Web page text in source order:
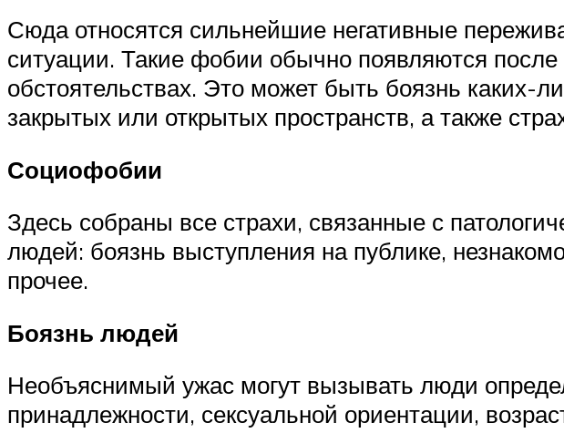
Сюда относятся сильнейшие негативные
ситуации. Такие фобии обычно появляются
обстоятельствах. Это может быть боязнь каких-
закрытых или открытых пространств, а также
Социофобии
Здесь собраны все страхи, связанные с
людей: боязнь выступления на публике,
прочее.
Боязнь людей
Необъяснимый ужас могут вызывать люди
принадлежности, сексуальной ориентации,